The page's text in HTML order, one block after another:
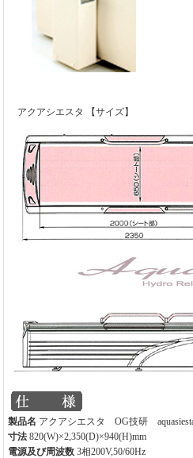
アクアシエスタ 【サイズ】
製品名 アクアシエスタ OG技研
寸法 820(W)×2,350(D)×940(H)mm
電源及び周波数 3相200V,50/60Hz